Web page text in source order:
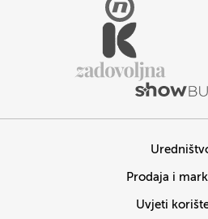
Prodaja i
Uvjeti